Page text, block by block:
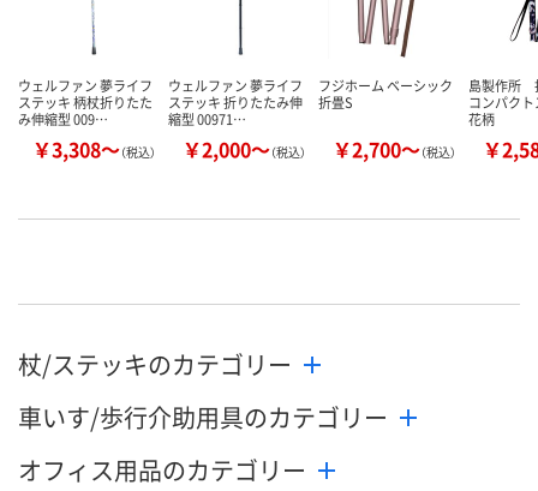
ウェルファン 夢ライフ
ステッキ 柄杖折りたた
み伸縮型 009…
￥3,308～（税込）
ウェルファン 夢ライフ
ステッキ 折りたたみ伸
縮型 00971…
￥2,000～（税込）
フジホーム ベーシック
折畳S
￥2,700～（税込）
島製作所
コンパク
花柄
￥
杖/ステッキのカテゴリー
車いす/歩行介助用具のカテゴリー
オフィス用品のカテゴリー